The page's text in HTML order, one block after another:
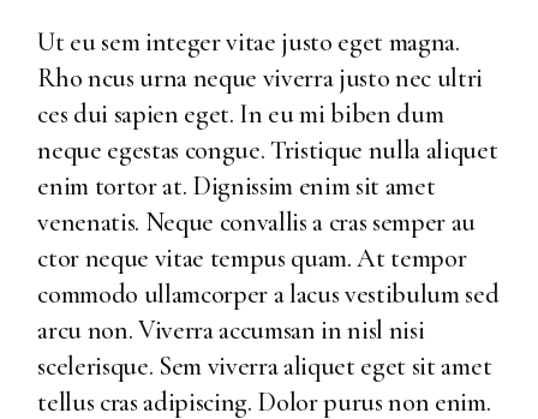
Ut eu sem integer vitae justo eget magna.
Rho ncus urna neque viverra justo nec ultri
ces dui sapien eget. In eu mi biben dum
neque egestas congue. Tristique nulla aliquet
enim tortor at. Dignissim enim sit amet
venenatis. Neque convallis a cras semper au
ctor neque vitae tempus quam. At tempor
commodo ullamcorper a lacus vestibulum sed
arcu non. Viverra accumsan in nisl nisi
scelerisque. Sem viverra aliquet eget sit amet
tellus cras adipiscing. Dolor purus non enim.